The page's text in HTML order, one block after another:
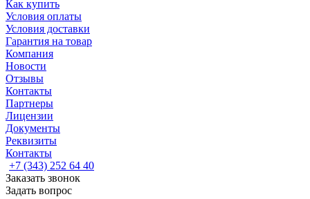
Как купить
Условия оплаты
Условия доставки
Гарантия на товар
Компания
Новости
Отзывы
Контакты
Партнеры
Лицензии
Документы
Реквизиты
Контакты
+7 (343) 252 64 40
Заказать звонок
Задать вопрос